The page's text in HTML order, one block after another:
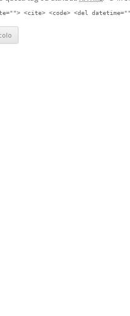
<cite> <code> <del